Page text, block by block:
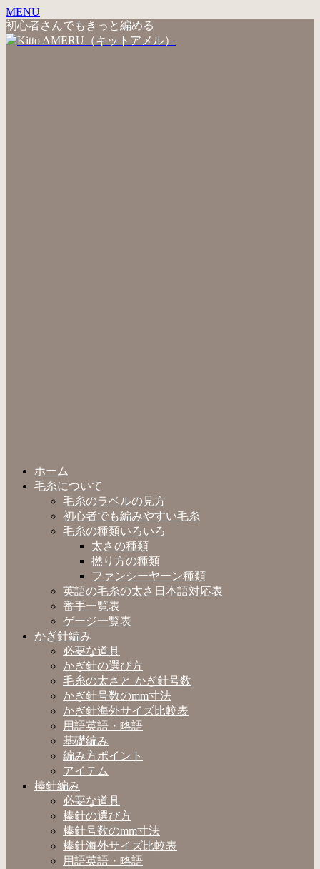
MENU
初心者さんでもきっと編める
ホーム
毛糸について
毛糸のラベルの見方
初心者でも編みやすい毛糸
毛糸の種類いろいろ
太さの種類
撚り方の種類
ファンシーヤーン種類
英語の毛糸の太さ日本語対応表
番手一覧表
ゲージ一覧表
かぎ針編み
必要な道具
かぎ針の選び方
毛糸の太さと かぎ針号数
かぎ針号数のmm寸法
かぎ針海外サイズ比較表
用語英語・略語
基礎編み
編み方ポイント
アイテム
棒針編み
必要な道具
棒針の選び方
棒針号数のmm寸法
棒針海外サイズ比較表
用語英語・略語